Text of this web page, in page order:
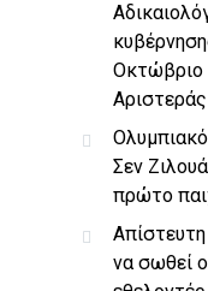
Οκτώβριο
Αριστεράς
Σεν
πρώτο
να σωθεί